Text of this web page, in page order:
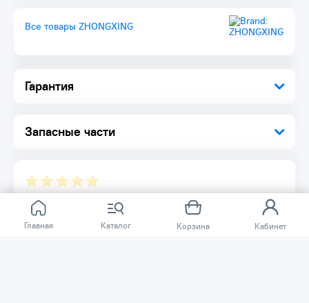
Главная Каталог Корзина Кабинет
Гарантия
Запасные части
Все товары ZHONGXING
Отзывов ещё нет.
Расскажите о товаре, который приобрели у нас.